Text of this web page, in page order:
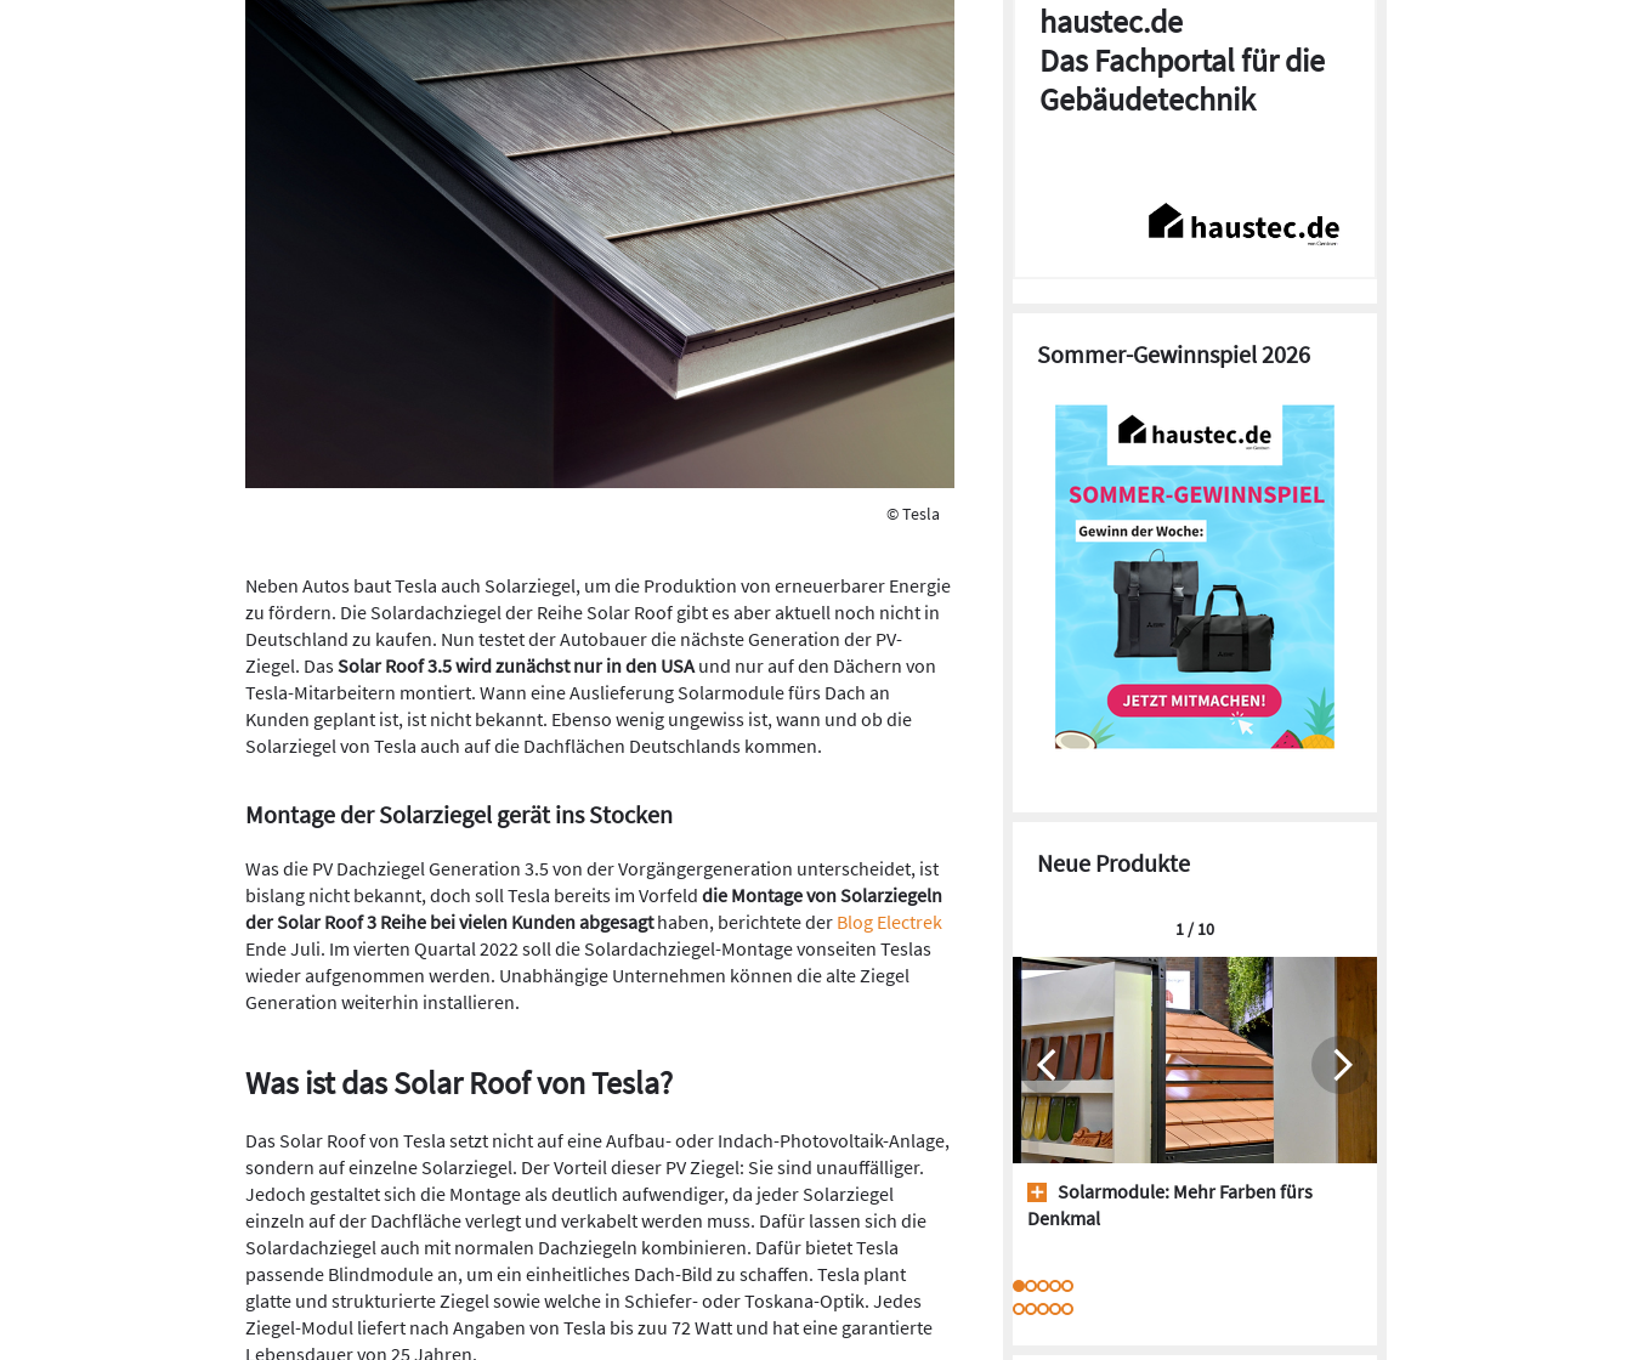
© Tesla
Neben Autos baut Tesla auch Solarziegel, um die Produktion von erneuerbarer Energie
zu fördern. Die Solardachziegel der Reihe Solar Roof gibt es aber aktuell noch nicht in
Deutschland zu kaufen. Nun testet der Autobauer die nächste Generation der PV-
Ziegel. DasSolar Roof 3.5 wird zunächst nur in den USA und nur auf den Dächern von
Tesla-Mitarbeitern montiert. Wann eine Auslieferung Solarmodule fürs Dach an
Kunden geplant ist, ist nicht bekannt. Ebenso wenig ungewiss ist, wann und ob die
Solarziegel von Tesla auch auf die Dachflächen Deutschlands kommen.
Montage der Solarziegel gerät ins Stocken
Was die PV Dachziegel Generation 3.5 von der Vorgängergeneration unterscheidet, ist
bislang nicht bekannt, doch soll Tesla bereits im Vorfeld die Montage von Solarziegeln
der Solar Roof 3 Reihe bei vielen Kunden abgesagthaben, berichtete der Blog Electrek
Ende Juli. Im vierten Quartal 2022 soll die Solardachziegel-Montage vonseiten Teslas
wieder aufgenommen werden. Unabhängige Unternehmen können die alte Ziegel
Generation weiterhin installieren.
Was ist das Solar Roof von Tesla?
Das Solar Roof von Tesla setzt nicht auf eine Aufbau- oder Indach-Photovoltaik-Anlage,
sondern auf einzelne Solarziegel. Der Vorteil dieser PV Ziegel: Sie sind unauffälliger.
Jedoch gestaltet sich die Montage als deutlich aufwendiger, da jeder Solarziegel
einzeln auf der Dachfläche verlegt und verkabelt werden muss. Dafür lassen sich die
Solardachziegel auch mit normalen Dachziegeln kombinieren. Dafür bietet Tesla
passende Blindmodule an, um ein einheitliches Dach-Bild zu schaffen. Tesla plant
glatte und strukturierte Ziegel sowie welche in Schiefer- oder Toskana-Optik. Jedes
Ziegel-Modul liefert nach Angaben von Tesla bis zuu 72 Watt und hat eine garantierte
Lebensdauer von 25 Jahren.
haustec.de
Das Fachportal für die
Gebäudetechnik
Sommer-Gewinnspiel 2026
Neue Produkte
Solarmodule: Mehr Farben fürs
Denkmal
1 / 10